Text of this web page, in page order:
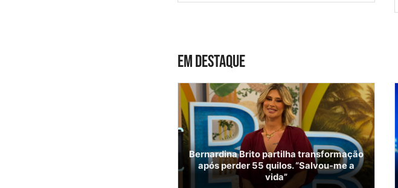
EM DESTAQUE
Bernardina Brito partilha transformação
após perder 55 quilos. “Salvou-me a
vida”